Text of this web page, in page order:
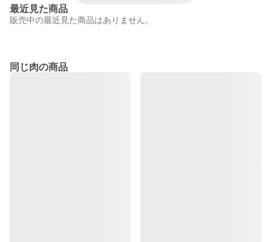
最近見た商品
販売中の最近見た商品はありません。
同じ肉の商品